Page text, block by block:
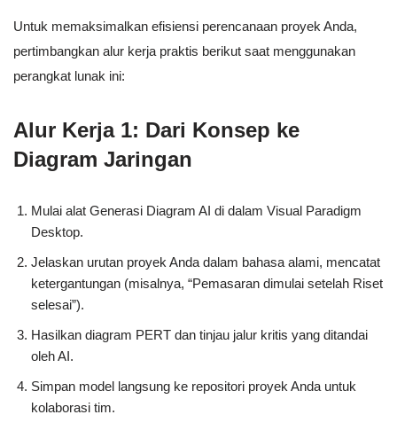
Untuk memaksimalkan efisiensi perencanaan proyek Anda,
pertimbangkan alur kerja praktis berikut saat menggunakan
perangkat lunak ini:
Alur Kerja 1: Dari Konsep ke
Diagram Jaringan
Mulai alat Generasi Diagram AI di dalam Visual Paradigm
Desktop.
Jelaskan urutan proyek Anda dalam bahasa alami, mencatat
ketergantungan (misalnya, “Pemasaran dimulai setelah Riset
selesai”).
Hasilkan diagram PERT dan tinjau jalur kritis yang ditandai
oleh AI.
Simpan model langsung ke repositori proyek Anda untuk
kolaborasi tim.